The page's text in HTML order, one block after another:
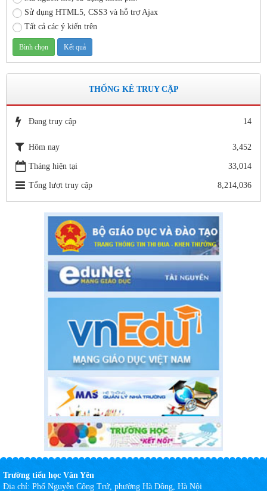
2019– 2020
lượt xem: 11737 | lượt tải:670
Số: 15 /QĐ-THVY ngày 10/9&#
Thời gian đăng: 11/06/2020
Kế hoạch tuyển sinh vào các trường MN, TH, THCS năm học
2020 - 2021.
lượt xem: 5152 | lượt tải:1265
Hướng dẫn tuyển sinh lớp 1, lớp 6, lớp 10 trong khuôn khổ
Chương trình song ngữ, tăng cường tiếng Pháp năm học 2020-
Thời gian đăng: 26/06/2020
lượt xem: 4183 | lượt tải:757
Số: 05 /KHCM - THVY NGÀY 10/9&
KẾ HOẠCH BỒI DƯỠNG VÀ PHÁT TRIỂN ĐỘI NGŨ NĂM
HỌC 2019- 2020
Thời gian đăng: 11/06/2020
lượt xem: 8574 | lượt tải:2796
Số: 03 /KH-THVY ngày 17/9�
KẾ HOẠCH CÔNG TÁC KIỂM TRA NỘI BỘ NĂM HỌC
Thời gian đăng: 11/06/2020
lượt xem: 11737 | lượt tải:670
Số: 15 /QĐ-THVY ngày 10/9&#
QUYẾT ĐỊNH Về việc ban hành thực hiện Quy chế dân chủ
Thời gian đăng: 11/06/2020
Sử dụng HTML5, CSS3 và hỗ trợ Ajax
Tất cả các ý kiến trên
THỐNG KÊ TRUY CẬP
Đang truy cập 14
Hôm nay 3,452
Tháng hiện tại 33,014
Tổng lượt truy cập 8,214,036
Trường tiểu học Văn Yên
Địa chỉ: Phố Nguyễn Công Trứ, phường Hà Đông, Hà Nội